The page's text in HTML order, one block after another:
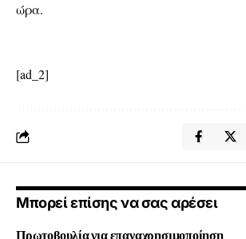
ώρα.
[ad_2]
Μπορεί επίσης να σας αρέσει
Πρωτοβουλία για επαναχρησιμοποίηση